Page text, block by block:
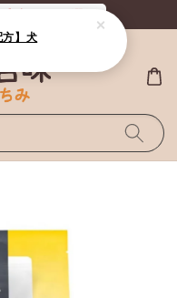
孩最好的選擇